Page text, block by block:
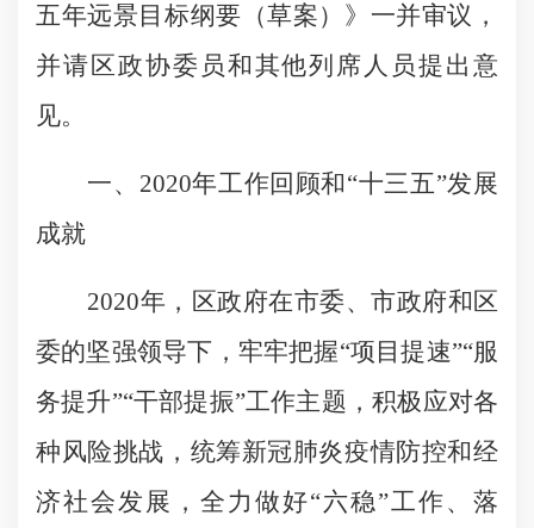
五年远景目标纲要（草案）》一并审议，
并请区政协委员和其他列席人员提出意
见。
一、2020年工作回顾和“十三五”发展
成就
2020年，区政府在市委、市政府和区
委的坚强领导下，牢牢把握“项目提速”“服
务提升”“干部提振”工作主题，积极应对各
种风险挑战，统筹新冠肺炎疫情防控和经
济社会发展，全力做好“六稳”工作、落